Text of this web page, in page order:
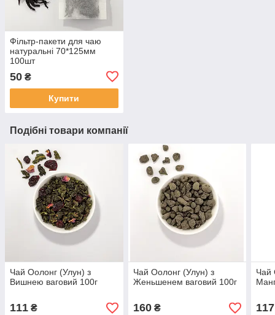
Фільтр-пакети для чаю
натуральні 70*125мм
100шт
50 ₴
Купити
Подібні товари компанії
Чай Оолонг (Улун) з
Вишнею ваговий 100г
111 ₴
Чай Оолонг (Улун) з
Женьшенем ваговий 100г
160₴
Чай
117